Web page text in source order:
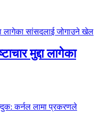
मुद्दा लागेका